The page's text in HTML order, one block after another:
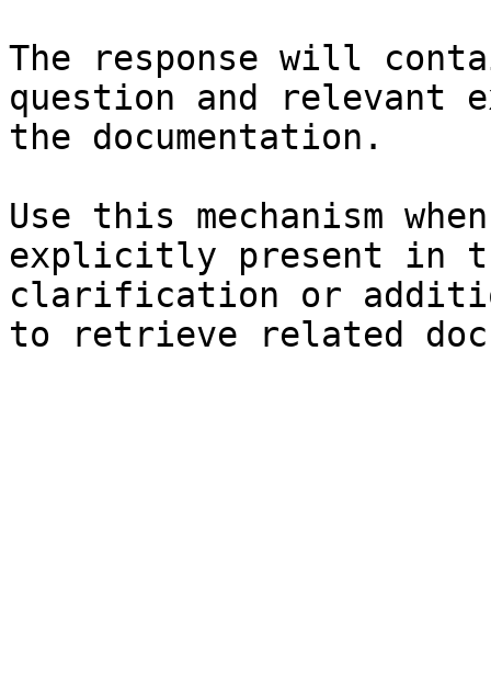
The response will
question and relevant
the documentation.
Use this mechanism
explicitly present in
clarification or